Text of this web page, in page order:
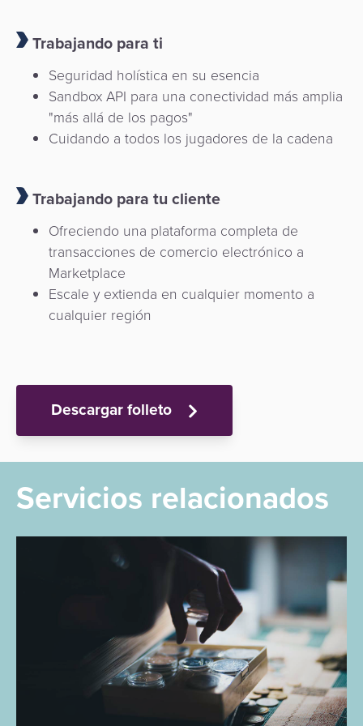
Trabajando para ti
Seguridad holística en su esencia
Sandbox API para una conectividad más amplia
"más allá de los pagos"
Cuidando a todos los jugadores de la cadena
Trabajando para tu cliente
Ofreciendo una plataforma completa de
transacciones de comercio electrónico a
Marketplace
Escale y extienda en cualquier momento a
cualquier región
Descargar folleto
Servicios relacionados